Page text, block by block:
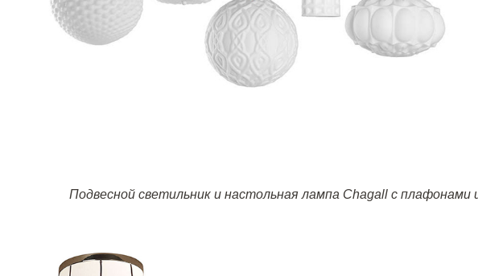
Подвесной светильник и настольная лампа Chagall с плафонами